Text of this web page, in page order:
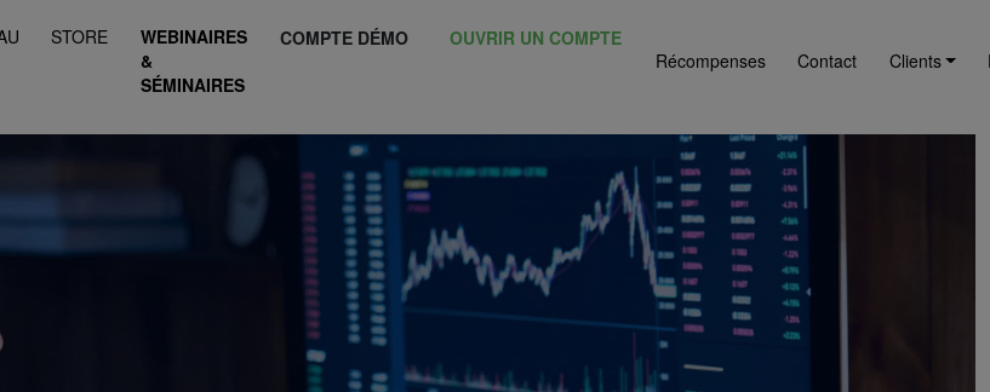
STORE
WEBINAIRES
&
SÉMINAIRES
COMPTE DÉMO
OUVRIR UN COMPTE
Récompenses
Contact Clients